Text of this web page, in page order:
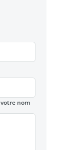
nom